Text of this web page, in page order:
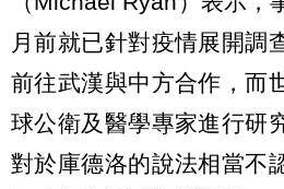
月前就已針對疫情展開調
前往武漢與中方合作，而
球公衛及醫學專家進行研
對於庫德洛的說法相當不